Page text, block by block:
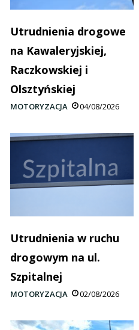
Utrudnienia drogowe
na Kawaleryjskiej,
Raczkowskiej i
Olsztyńskiej
MOTORYZACJA 04/08/2026
Utrudnienia w ruchu
drogowym na ul.
Szpitalnej
MOTORYZACJA 02/08/2026